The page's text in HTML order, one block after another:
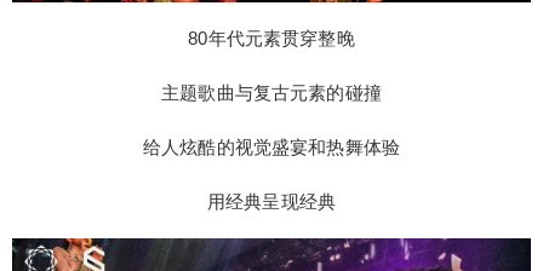
80年代元素贯穿整晚
主题歌曲与复古元素的碰撞
给人炫酷的视觉盛宴和热舞体验
用经典呈现经典